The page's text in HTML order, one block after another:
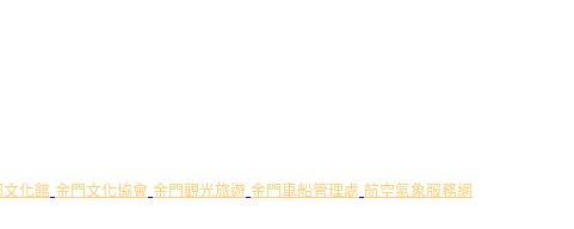
文化館 金門文化協會 金門觀光旅遊 金門車船管理處 航空氣象服務網